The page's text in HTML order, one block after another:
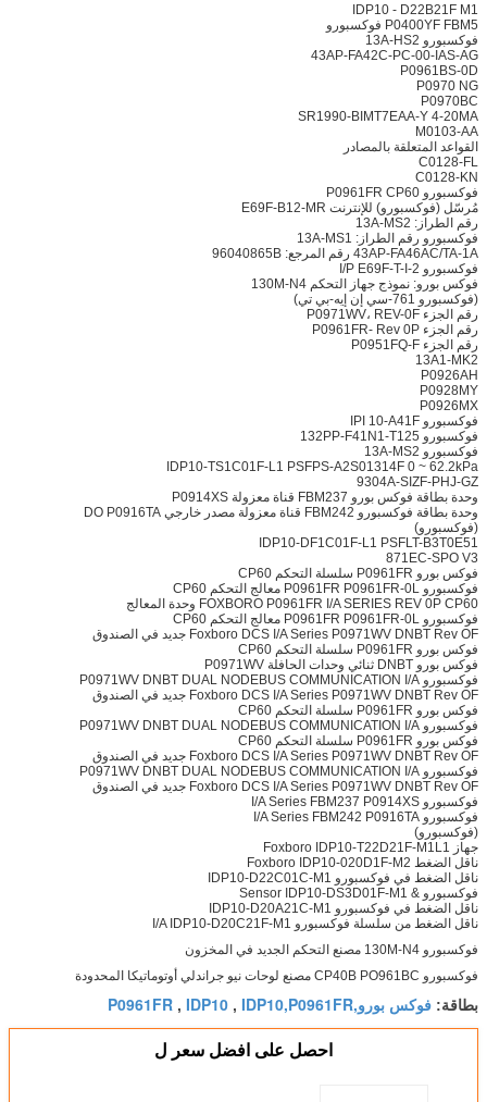
IDP10 - D22B21F M1
P0400YF FBM5 فوكسبورو
فوكسبورو 13A-HS2
43AP-FA42C-PC-00-IAS-AG
P0961BS-0D
P0970 NG
P0970BC
SR1990-BIMT7EAA-Y 4-20MA
M0103-AA
القواعد المتعلقة بالمصادر
C0128-FL
C0128-KN
فوكسبورو P0961FR CP60
مُرسّل (فوكسبورو) للإنترنت E69F-B12-MR
رقم الطراز: 13A-MS2
فوكسبورو رقم الطراز: 13A-MS1
43AP-FA46AC/TA-1A رقم المرجع: 96040865B
فوكسبورو I/P E69F-T-I-2
فوكس بورو: نموذج جهاز التحكم 130M-N4
(فوكسبورو 761-سي إن إيه-بي تي)
رقم الجزء P0971WV، REV-0F
رقم الجزء P0961FR- Rev 0P
رقم الجزء P0951FQ-F
13A1-MK2
P0926AH
P0928MY
P0926MX
فوكسبورو IPI 10-A41F
فوكسبورو 132PP-F41N1-T125
فوكسبورو 13A-MS2
IDP10-TS1C01F-L1 PSFPS-A2S01314F 0 ~ 62.2kPa
9304A-SIZF-PHJ-GZ
وحدة بطاقة فوكس بورو FBM237 قناة معزولة P0914XS
وحدة بطاقة فوكسبورو FBM242 قناة معزولة مصدر خارجي DO P0916TA
(فوكسبورو)
IDP10-DF1C01F-L1 PSFLT-B3T0E51
871EC-SPO V3
فوكس بورو P0961FR سلسلة التحكم CP60
فوكسبورو P0961FR P0961FR-0L معالج التحكم CP60
FOXBORO P0961FR I/A SERIES REV 0P CP60 وحدة المعالج
فوكسبورو P0961FR P0961FR-0L معالج التحكم CP60
Foxboro DCS I/A Series P0971WV DNBT Rev OF جديد في الصندوق
فوكس بورو P0961FR سلسلة التحكم CP60
فوكس بورو DNBT ثنائي وحدات الحافلة P0971WV
فوكسبورو P0971WV DNBT DUAL NODEBUS COMMUNICATION I/A
Foxboro DCS I/A Series P0971WV DNBT Rev OF جديد في الصندوق
فوكس بورو P0961FR سلسلة التحكم CP60
فوكسبورو P0971WV DNBT DUAL NODEBUS COMMUNICATION I/A
فوكس بورو P0961FR سلسلة التحكم CP60
Foxboro DCS I/A Series P0971WV DNBT Rev OF جديد في الصندوق
فوكسبورو P0971WV DNBT DUAL NODEBUS COMMUNICATION I/A
Foxboro DCS I/A Series P0971WV DNBT Rev OF جديد في الصندوق
فوكسبورو I/A Series FBM237 P0914XS
فوكسبورو I/A Series FBM242 P0916TA
(فوكسبورو)
جهاز Foxboro IDP10-T22D21F-M1L1
ناقل الضغط Foxboro IDP10-020D1F-M2
ناقل الضغط في فوكسبورو IDP10-D22C01C-M1
فوكسبورو & Sensor IDP10-DS3D01F-M1
ناقل الضغط في فوكسبورو IDP10-D20A21C-M1
ناقل الضغط من سلسلة فوكسبورو I/A IDP10-D20C21F-M1
فوكسبورو 130M-N4 مصنع التحكم الجديد في المخزون
فوكسبورو CP40B PO961BC مصنع لوحات نيو جراندلي أوتوماتيكا المحدودة
بطاقة: فوكس بورو,IDP10,P0961FR ,
IDP10
,
P0961FR
احصل على افضل سعر ل